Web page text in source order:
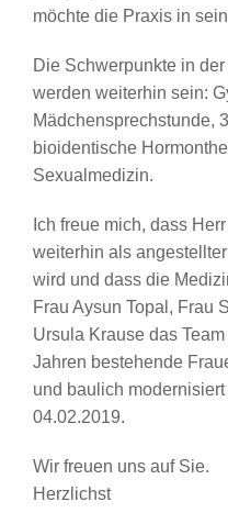
möchte die Praxis in
Die Schwerpunkte in
werden weiterhin sein:
Mädchensprechstunde,
bioidentische
Sexualmedizin.
Ich freue mich, dass
weiterhin als
wird und dass die
Frau Aysun Topal, Frau
Ursula Krause das
Jahren bestehende
und baulich
04.02.2019.
Wir freuen uns auf Sie.
Herzlichst